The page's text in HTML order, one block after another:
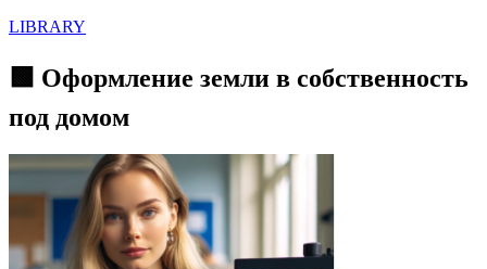
LIBRARY
🟩 Оформление земли в собственность
под домом